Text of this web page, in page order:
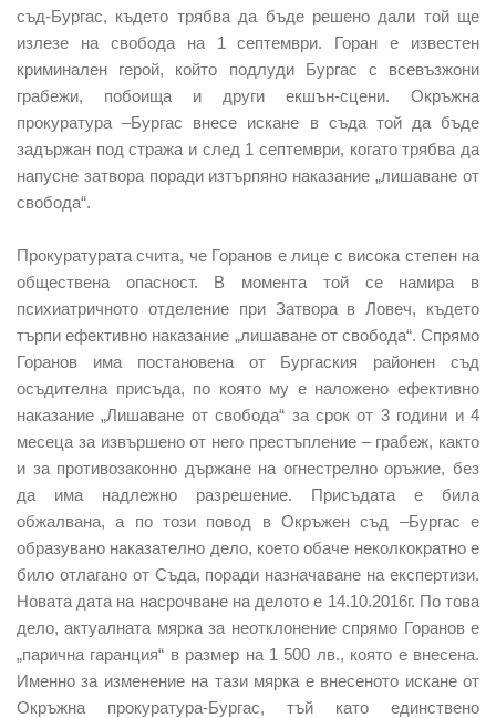
съд-Бургас, където трябва да бъде решено дали той ще
излезе на свобода на 1 септември. Горан е известен
криминален герой, който подлуди Бургас с всевъзжони
грабежи, побоища и други екшън-сцени. Окръжна
прокуратура –Бургас внесе искане в съда той да бъде
задържан под стража и след 1 септември, когато трябва да
напусне затвора поради изтърпяно наказание „лишаване от
свобода“.
Прокуратурата счита, че Горанов е лице с висока степен на
обществена опасност. В момента той се намира в
психиатричното отделение при Затвора в Ловеч, където
търпи ефективно наказание „лишаване от свобода“. Спрямо
Горанов има постановена от Бургаския районен съд
осъдителна присъда, по която му е наложено ефективно
наказание „Лишаване от свобода“ за срок от 3 години и 4
месеца за извършено от него престъпление – грабеж, както
и за противозаконно държане на огнестрелно оръжие, без
да има надлежно разрешение. Присъдата е била
обжалвана, а по този повод в Окръжен съд –Бургас е
образувано наказателно дело, което обаче неколкократно е
било отлагано от Съда, поради назначаване на експертизи.
Новата дата на насрочване на делото е 14.10.2016г. По това
дело, актуалната мярка за неотклонение спрямо Горанов е
„парична гаранция“ в размер на 1 500 лв., която е внесена.
Именно за изменение на тази мярка е внесеното искане от
Окръжна прокуратура-Бургас, тъй като единствено